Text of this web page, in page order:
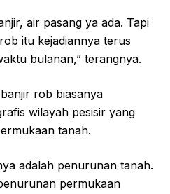
air pasang ya ada. Tapi
itu kejadiannya terus
bulanan,” terangnya.
rob biasanya
wilayah pesisir yang
tanah.
adalah penurunan tanah.
permukaan